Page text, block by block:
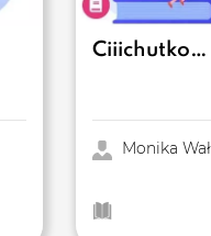
Ciiichutko…
Monika